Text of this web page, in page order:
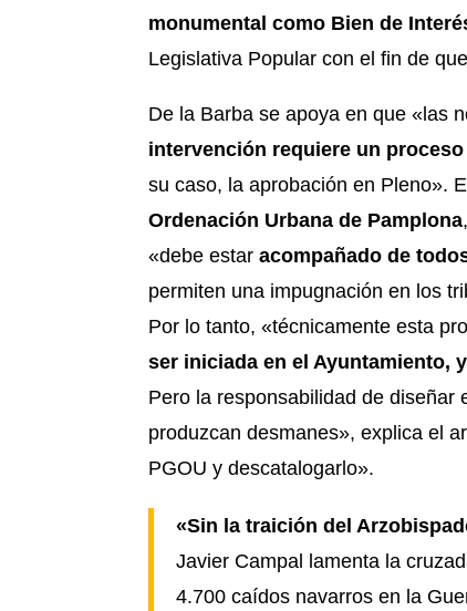
monumental como Bien de
Legislativa Popular con el fin de
De la Barba se apoya en que «las
intervención requiere un
su caso, la aprobación en Pleno».
Ordenación Urbana de Pamplona
«debe estar acompañado de
permiten una impugnación en los
Por lo tanto, «técnicamente esta
ser iniciada en el Ayuntamiento,
Pero la responsabilidad de diseñar
produzcan desmanes», explica el
PGOU y descatalogarlo».
«Sin la traición del
Javier Campal lamenta la
4.700 caídos navarros en la